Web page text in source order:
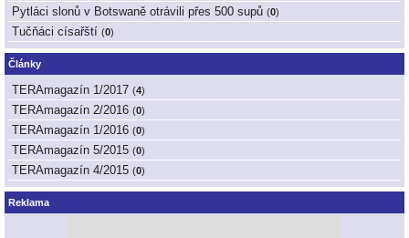
Pytláci slonů v Botswaně otrávili přes 500 supů (0)
Tučňáci císařští (0)
Články
TERAmagazín 1/2017 (4)
TERAmagazín 2/2016 (0)
TERAmagazín 1/2016 (0)
TERAmagazín 5/2015 (0)
TERAmagazín 4/2015 (0)
Reklama